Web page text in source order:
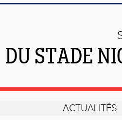
DU STADE
ACTUALITÉS